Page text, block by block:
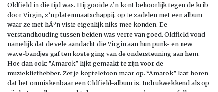
Oldfield in die tijd was. Hij gooide z’n kont behoorlijk tegen de krib
door Virgin, z’n platenmaatschappij, op te zadelen met een album
waar ze met hÃºn visie eigenlijk niks mee konden. De
verstandhouding tussen beiden was verre van goed. Oldfield vond
namelijk dat de vele aandacht die Virgin aan hun punk- en new
wave-bandjes gaf ten koste ging van de ondersteuning aan hem.
Hoe dan ook: “Amarok” lijkt gemaakt te zijn voor de
muziekliefhebber. Zet je koptelefoon maar op. “Amarok” laat horen
dat het onmiskenbaar een Oldfield-album is. Indrukwekkend als op